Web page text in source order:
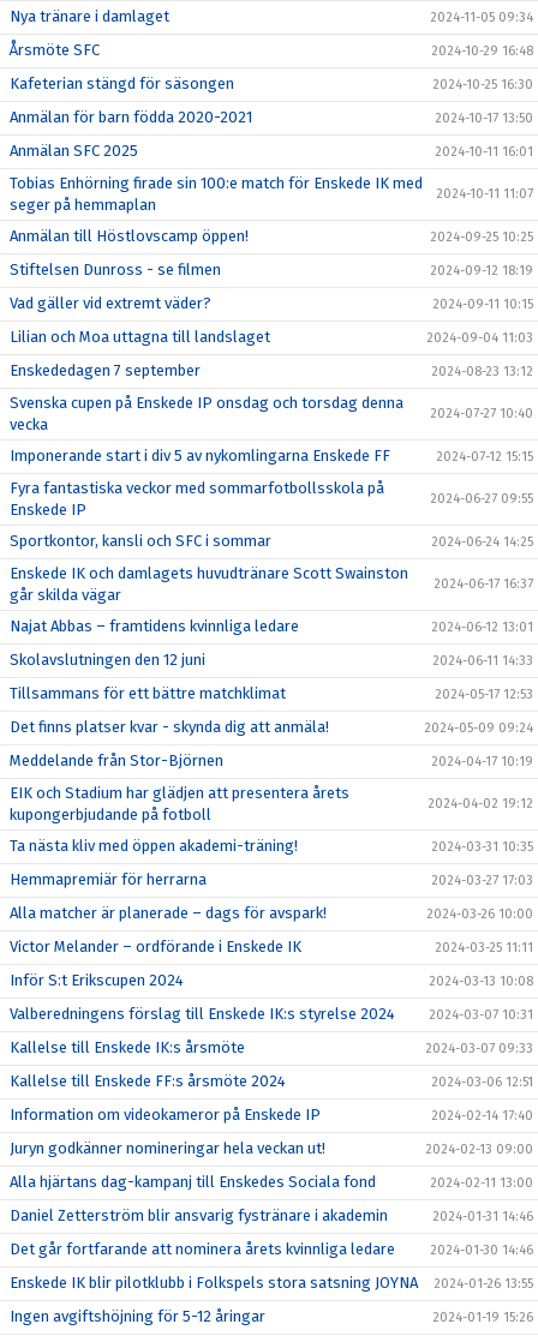
Nya tränare i damlaget 2024-11-05 09:34
Årsmöte SFC 2024-10-29 16:48
Kafeterian stängd för säsongen 2024-10-25 16:30
Anmälan för barn födda 2020-2021 2024-10-17 13:50
Anmälan SFC 2025 2024-10-11 16:01
Tobias Enhörning firade sin 100:e match för Enskede IK med
seger på hemmaplan
2024-10-11 11:07
Anmälan till Höstlovscamp öppen! 2024-09-25 10:25
Stiftelsen Dunross - se filmen 2024-09-12 18:19
Vad gäller vid extremt väder? 2024-09-11 10:15
Lilian och Moa uttagna till landslaget 2024-09-04 11:03
Enskededagen 7 september 2024-08-23 13:12
Svenska cupen på Enskede IP onsdag och torsdag denna
vecka
2024-07-27 10:40
Imponerande start i div 5 av nykomlingarna Enskede FF 2024-07-12 15:15
Fyra fantastiska veckor med sommarfotbollsskola på
Enskede IP
2024-06-27 09:55
Sportkontor, kansli och SFC i sommar 2024-06-24 14:25
Enskede IK och damlagets huvudtränare Scott Swainston
går skilda vägar
2024-06-17 16:37
Najat Abbas – framtidens kvinnliga ledare 2024-06-12 13:01
Skolavslutningen den 12 juni 2024-06-11 14:33
Tillsammans för ett bättre matchklimat 2024-05-17 12:53
Det finns platser kvar - skynda dig att anmäla! 2024-05-09 09:24
Meddelande från Stor-Björnen 2024-04-17 10:19
EIK och Stadium har glädjen att presentera årets
kupongerbjudande på fotboll
2024-04-02 19:12
Ta nästa kliv med öppen akademi-träning! 2024-03-31 10:35
Hemmapremiär för herrarna 2024-03-27 17:03
Alla matcher är planerade – dags för avspark! 2024-03-26 10:00
Victor Melander – ordförande i Enskede IK 2024-03-25 11:11
Inför S:t Erikscupen 2024 2024-03-13 10:08
Valberedningens förslag till Enskede IK:s styrelse 2024 2024-03-07 10:31
Kallelse till Enskede IK:s årsmöte 2024-03-07 09:33
Kallelse till Enskede FF:s årsmöte 2024 2024-03-06 12:51
Information om videokameror på Enskede IP 2024-02-14 17:40
Juryn godkänner nomineringar hela veckan ut! 2024-02-13 09:00
Alla hjärtans dag-kampanj till Enskedes Sociala fond 2024-02-11 13:00
Daniel Zetterström blir ansvarig fystränare i akademin 2024-01-31 14:46
Det går fortfarande att nominera årets kvinnliga ledare 2024-01-30 14:46
Enskede IK blir pilotklubb i Folkspels stora satsning JOYNA 2024-01-26 13:55
Ingen avgiftshöjning för 5-12 åringar 2024-01-19 15:26